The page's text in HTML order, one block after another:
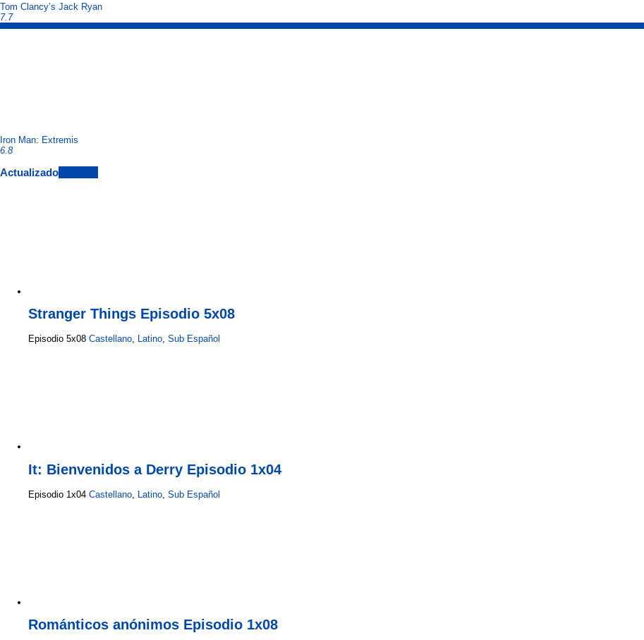
Tom Clancy’s Jack Ryan
7.7
Iron Man: Extremis
6.8
Actualizado
Stranger Things Episodio 5x08
Episodio 5x08 Castellano, Latino, Sub Español
It: Bienvenidos a Derry Episodio 1x04
Episodio 1x04 Castellano Latino Sub Español
Románticos anónimos Episodio 1x08